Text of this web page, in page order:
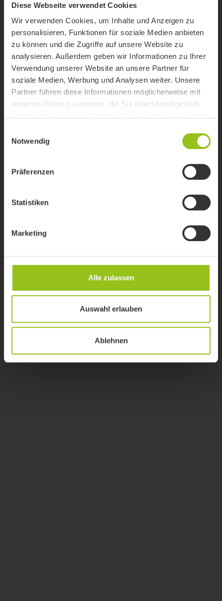
Diese Webseite verwendet Cookies
Wir verwenden Cookies, um Inhalte und Anzeigen zu
personalisieren, Funktionen für soziale Medien anbieten
zu können und die Zugriffe auf unsere Website zu
analysieren. Außerdem geben wir Informationen zu Ihrer
Verwendung unserer Website an unsere Partner für
soziale Medien, Werbung und Analysen weiter. Unsere
Partner führen diese Informationen möglicherweise mit
weiteren Daten zusammen, die Sie ihnen bereitgestellt
Notwendig
Präferenzen
Statistiken
Marketing
Alle zulassen
Auswahl erlauben
Ablehnen